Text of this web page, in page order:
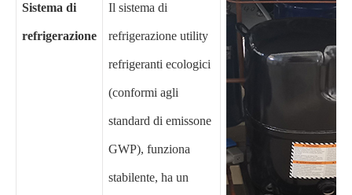
Sistema di
refrigerazione
Il sistema di
refrigerazione utility
refrigeranti ecologici
(conformi agli
standard di emissone
GWP), funziona
stabilente, ha un